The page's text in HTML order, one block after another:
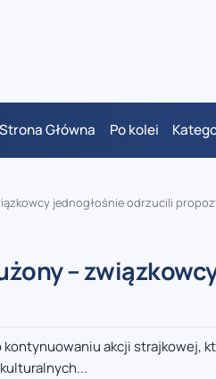
Strona Główna Po kolei
jednogłośnie odrzucili
–
akcji strajkowej,